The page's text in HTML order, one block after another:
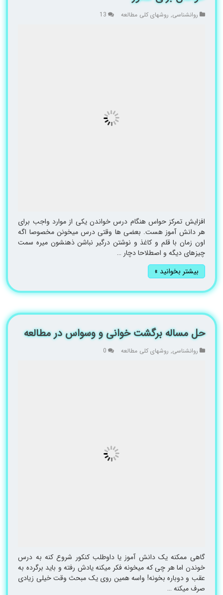
روانشناسی, روشهای کلی مطالعه 13
افزایش تمرکز حواس هنگام درس خواندن یکی از موارد واجب برای
هر دانش آموز هست. بعضی ها وقتی درس میخونن مخصوصا اگه
اون زمان با قلم و کاغذ و نوشتن درگیر نباشن ذهنشون میره سمت
چیزهای دیگه و اصطلاحا دچار …
بیشتر بخوانید »
حل مساله برگشت خوانی و وسواس در مطالعه
روانشناسی, روشهای کلی مطالعه 0
گاهی ممکنه یک دانش آموز یا داوطلب کنکور شروع کنه به درس
خوندن اما هر چی که میخونه فکر میکنه یادش رفته و باید برگرده به
عقب و دوباره بخونه! واسه همین روی یک مبحث وقت خیلی زیادی
صرف میکنه …